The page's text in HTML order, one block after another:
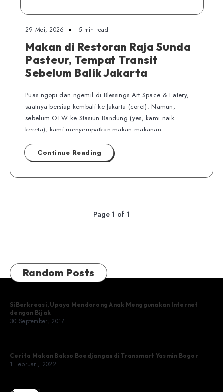
29 Mei, 2026 5 min read
Makan di Restoran Raja Sunda
Pasteur, Tempat Transit
Sebelum Balik Jakarta
Puas ngopi dan ngemil di Blessings Art Space & Eatery,
saatnya bersiap kembali ke Jakarta (coret). Namun,
sebelum OTW ke Stasiun Bandung (yes, kami naik
kereta), kami menyempatkan makan makanan…
Continue Reading
Page 1 of 1
Random Posts
SiBerkreasi, Upaya Mendorong Anak Menggunakan Internet
dengan Bijak
30 September, 2017
Cerita Makan Bakso Boedjangan di Transmart Yasmin Bogor
1 Februari, 2022